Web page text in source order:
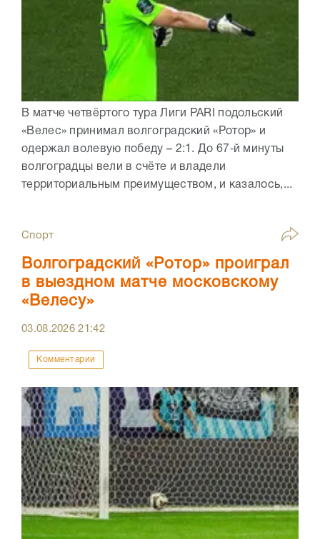
В матче четвёртого тура Лиги PARI подольский
«Велес» принимал волгоградский «Ротор» и
одержал волевую победу – 2:1. До 67‑й минуты
волгоградцы вели в счёте и владели
территориальным преимуществом, и казалось,...
Спорт
Волгоградский «Ротор» проиграл
в выездном матче московскому
«Велесу»
03.08.202621:42
Комментарии